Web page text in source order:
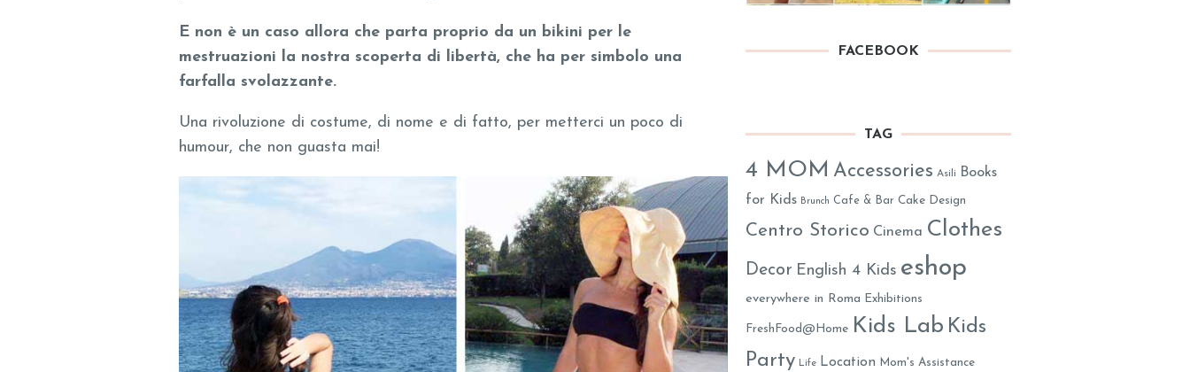
E non è un caso allora che parta proprio da un bikini per le
mestruazioni la nostra scoperta di libertà, che ha per simbolo una
farfalla svolazzante.
Una rivoluzione di costume, di nome e di fatto, per metterci un poco di
humour, che non guasta mai!
FACEBOOK
TAG
4 MOM Accessories Asili
Books
for Kids Brunch Cafe & Bar Cake Design
Centro Storico Cinema Clothes
Decor English 4 Kids eshop
everywhere in Roma Exhibitions
FreshFood@Home Kids Lab Kids
Party Life Location Mom's Assistance